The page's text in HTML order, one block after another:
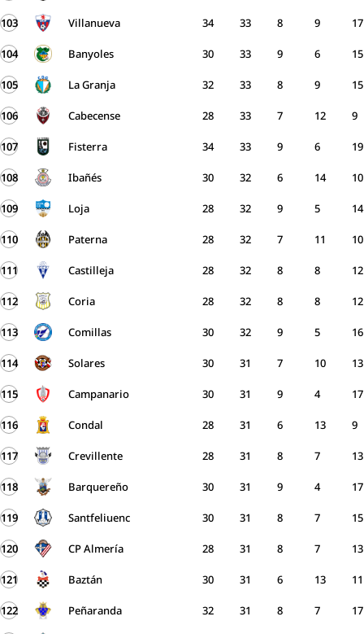
103 Villanueva 34 8 9 17
33
104 Banyoles 30 9 6 15
33
105 La Granja 32 8 9 15
33
106 Cabecense 28 7 12 9
33
107 Fisterra 34 9 6 19
33
108 Ibañés 30 6 14 10
32
109 Loja 28 9 5 14
32
110 Paterna 28 7 11 10
32
111 Castilleja 28 8 8 12
32
112 Coria 28 8 8 12
32
113 Comillas 30 9 5 16
32
114 Solares 30 7 10 13
31
115 Campanario 30 9 4 17
31
116 Condal 28 6 13 9
31
117 Crevillente 28 8 7 13
31
118 Barquereño 30 9 4 17
31
119 Santfeliuenc 30 8 7 15
31
120 CP Almería 28 8 7 13
31
121 Baztán 30 6 13 11
31
122 Peñaranda 32 8 7 17
31